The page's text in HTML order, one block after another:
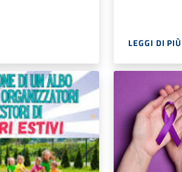
LEGGI DI PIÙ